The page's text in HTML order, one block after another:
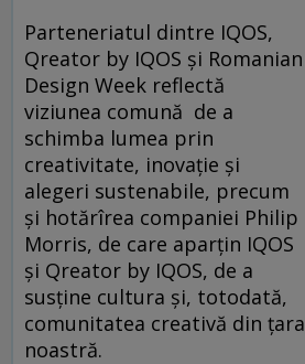
Parteneriatul dintre IQOS,
Qreator by IQOS și Romanian
Design Week reflectă
viziunea comună de a
schimba lumea prin
creativitate, inovație și
alegeri sustenabile, precum
și hotărîrea companiei Philip
Morris, de care aparțin IQOS
și Qreator by IQOS, de a
susține cultura și, totodată,
comunitatea creativă din țara
noastră.